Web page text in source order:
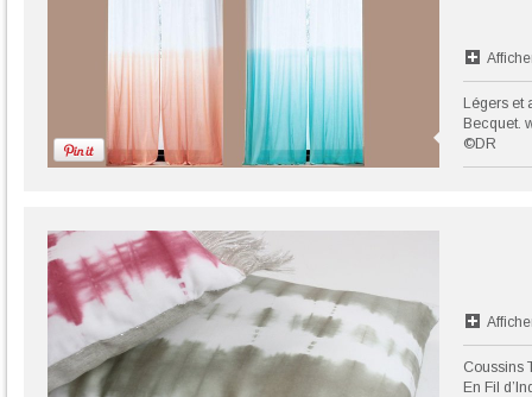
Légers et
Becquet.
©DR
Coussins
En Fil